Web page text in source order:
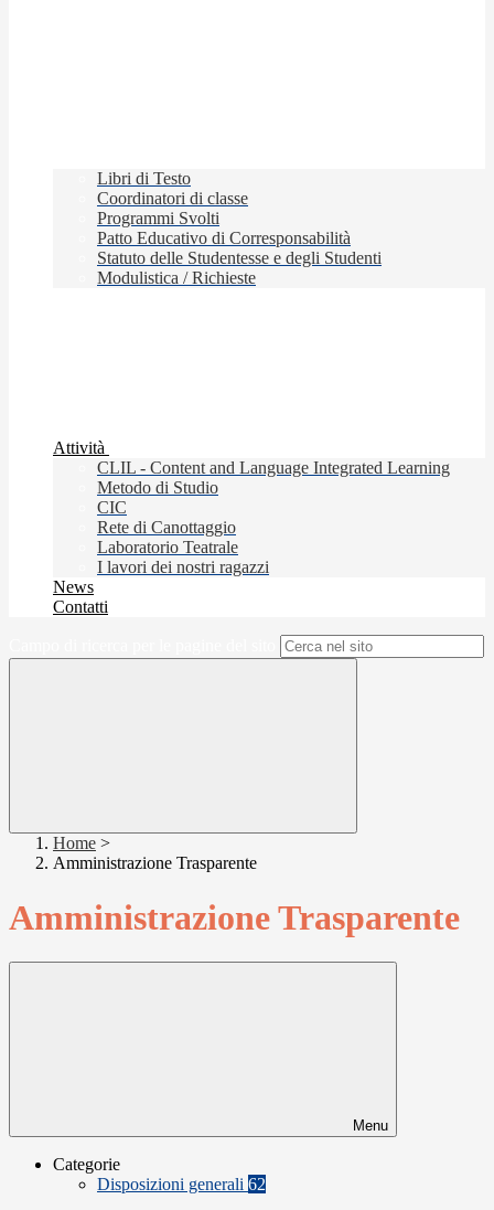
Libri di Testo
Coordinatori di classe
Programmi Svolti
Patto Educativo di Corresponsabilità
Statuto delle Studentesse e degli Studenti
Modulistica / Richieste
Attività
CLIL - Content and Language Integrated Learning
Metodo di Studio
CIC
Rete di Canottaggio
Laboratorio Teatrale
I lavori dei nostri ragazzi
News
Contatti
Home >
Amministrazione Trasparente
Amministrazione Trasparente
Menu
Categorie
Disposizioni generali 62